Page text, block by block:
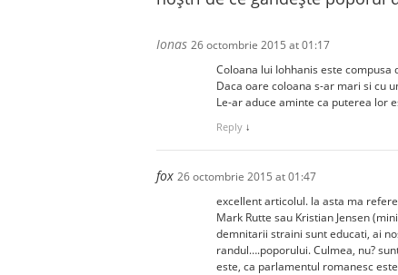
Ionas 26 octombrie 2015 at 01:17
Coloana lui Iohhanis este compusa
Daca oare coloana s-ar mari si cu
Le-ar aduce aminte ca puterea lor
Reply ↓
fox 26 octombrie 2015 at 01:47
excellent articolul. la asta ma
Mark Rutte sau Kristian Jensen
demnitarii straini sunt educati, ai
randul….poporului. Culmea, nu?
este, ca parlamentul romanesc